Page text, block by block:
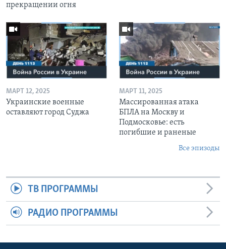
прекращении огня
МАРТ 12, 2025
Украинские военные
оставляют город Суджа
МАРТ 11, 2025
Массированная атака
БПЛА на Москву и
Подмосковье: есть
погибшие и раненые
Все эпизоды
ТВ ПРОГРАММЫ
РАДИО ПРОГРАММЫ